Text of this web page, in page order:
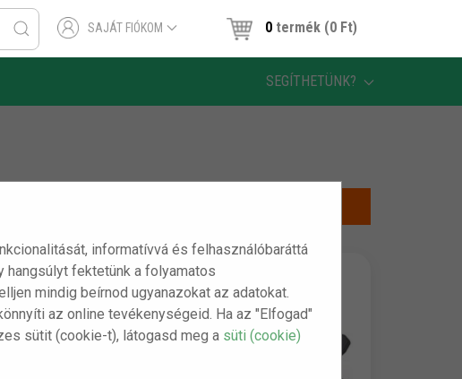
informatívvá és felhasználóbaráttá
hangsúlyt fektetünk a folyamatos
mindig beírnod ugyanazokat az adatokat.
az online tevékenységeid. Ha az "Elfogad"
sütit (cookie-t), látogasd meg a süti (cookie)
SAJÁT FIÓKOM 0termék (0 Ft)
SEGÍTHETÜNK?